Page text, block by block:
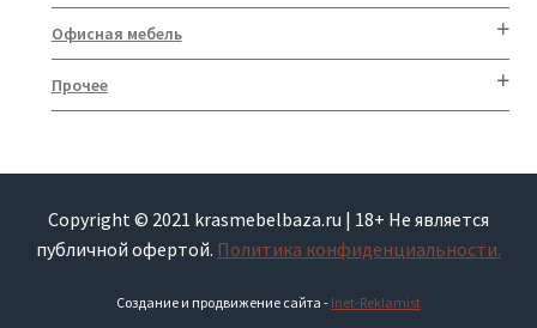
Офисная мебель
Прочее
Copyright © 2021 krasmebelbaza.ru | 18+ Не является
публичной офертой. Политика конфиденциальности.
Создание и продвижение сайта - Inet-Reklamist